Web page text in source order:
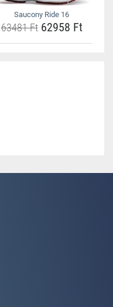
Saucony Ride 16
63481 Ft62958 Ft